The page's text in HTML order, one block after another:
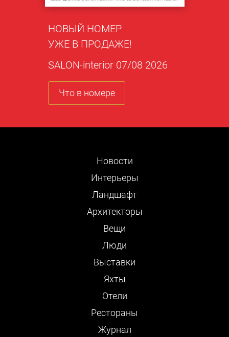
НОВЫЙ НОМЕР
УЖЕ В ПРОДАЖЕ!
SALON-interior 07/08 2026
Что в номере
Новости
Интерьеры
Ландшафт
Архитекторы
Вещи
Люди
Выставки
Яхты
Отели
Рестораны
Журнал